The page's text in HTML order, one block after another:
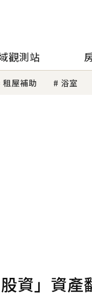
觀測站
租屋補助 浴室
股資」資